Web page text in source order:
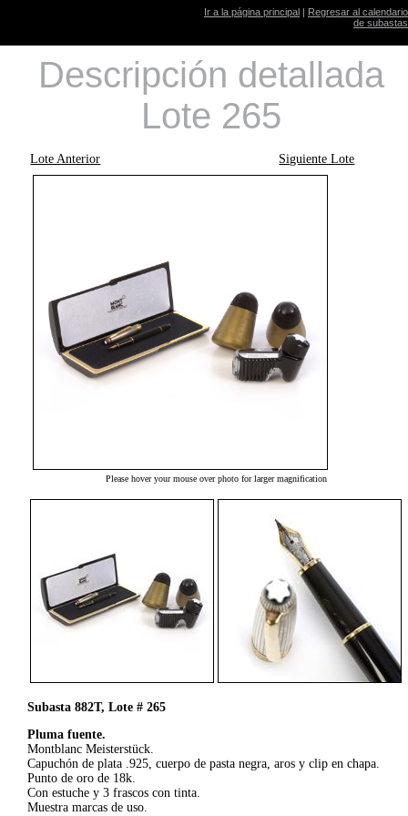
Ir a la página principal | Regresar al calendario
de subastas
Descripción detallada
Lote 265
Lote Anterior Siguiente Lote
Please hover your mouse over photo for larger magnification
Subasta 882T, Lote # 265
Pluma fuente.
Montblanc Meisterstück.
Capuchón de plata .925, cuerpo de pasta negra, aros y clip en chapa.
Punto de oro de 18k.
Con estuche y 3 frascos con tinta.
Muestra marcas de uso.